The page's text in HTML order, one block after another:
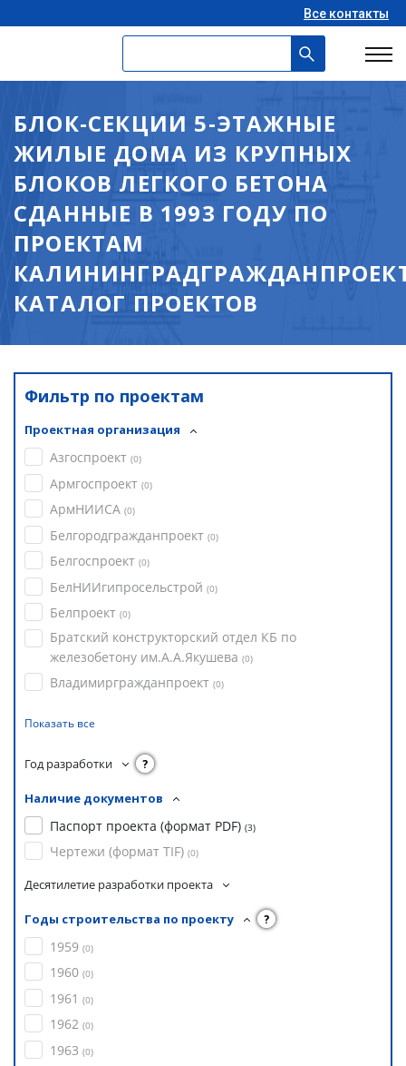
Все контакты
БЛОК-СЕКЦИИ 5-ЭТАЖНЫЕ
ЖИЛЫЕ ДОМА ИЗ КРУПНЫХ
БЛОКОВ ЛЕГКОГО БЕТОНА
СДАННЫЕ В 1993 ГОДУ ПО
ПРОЕКТАМ
КАТАЛОГ ПРОЕКТОВ
Фильтр по проектам
Проектная организация
Азгоспроект (0)
Армгоспроект (0)
АрмНИИСА (0)
Белгородгражданпроект (0)
Белгоспроект (0)
БелНИИгипросельстрой (0)
Белпроект (0)
Братский конструкторский отдел КБ по
железобетону им.А.А.Якушева (0)
Владимиргражданпроект (0)
Показать все
Год разработки ?
Наличие документов
Паспорт проекта (формат PDF) (3)
Чертежи (формат TIF) (0)
Десятилетие разработки проекта
Годы строительства по проекту ?
1959 (0)
1960 (0)
1961 (0)
1962 (0)
1963 (0)